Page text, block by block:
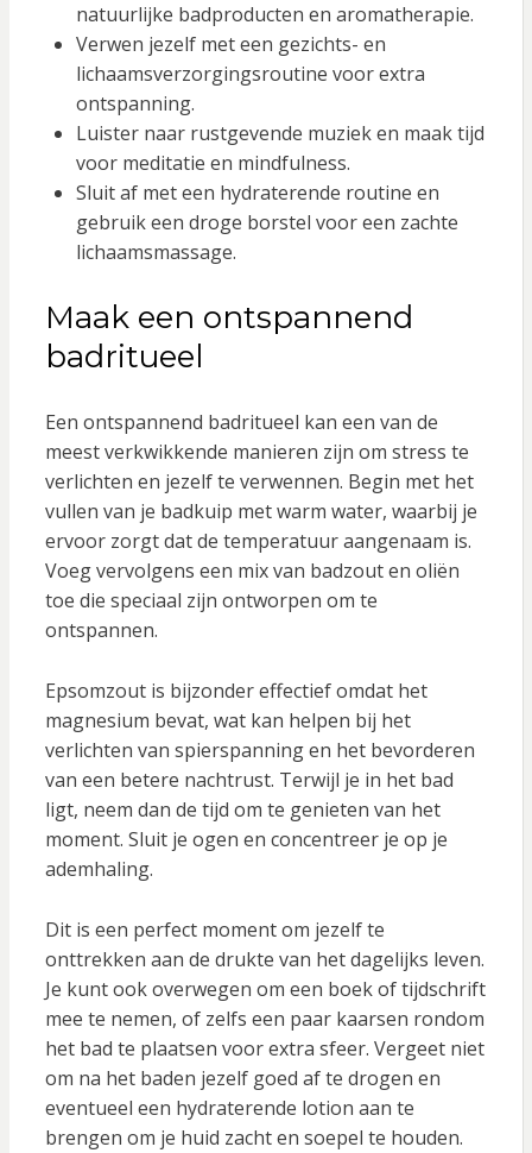
natuurlijke badproducten en aromatherapie.
Verwen jezelf met een gezichts- en
lichaamsverzorgingsroutine voor extra
ontspanning.
Luister naar rustgevende muziek en maak tijd
voor meditatie en mindfulness.
Sluit af met een hydraterende routine en
gebruik een droge borstel voor een zachte
lichaamsmassage.
Maak een ontspannend
badritueel
Een ontspannend badritueel kan een van de
meest verkwikkende manieren zijn om stress te
verlichten en jezelf te verwennen. Begin met het
vullen van je badkuip met warm water, waarbij je
ervoor zorgt dat de temperatuur aangenaam is.
Voeg vervolgens een mix van badzout en oliën
toe die speciaal zijn ontworpen om te
ontspannen.
Epsomzout is bijzonder effectief omdat het
magnesium bevat, wat kan helpen bij het
verlichten van spierspanning en het bevorderen
van een betere nachtrust. Terwijl je in het bad
ligt, neem dan de tijd om te genieten van het
moment. Sluit je ogen en concentreer je op je
ademhaling.
Dit is een perfect moment om jezelf te
onttrekken aan de drukte van het dagelijks leven.
Je kunt ook overwegen om een boek of tijdschrift
mee te nemen, of zelfs een paar kaarsen rondom
het bad te plaatsen voor extra sfeer. Vergeet niet
om na het baden jezelf goed af te drogen en
eventueel een hydraterende lotion aan te
brengen om je huid zacht en soepel te houden.